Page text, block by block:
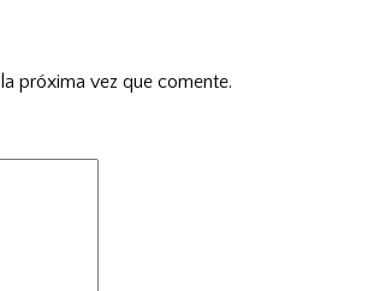
próxima vez que comente.